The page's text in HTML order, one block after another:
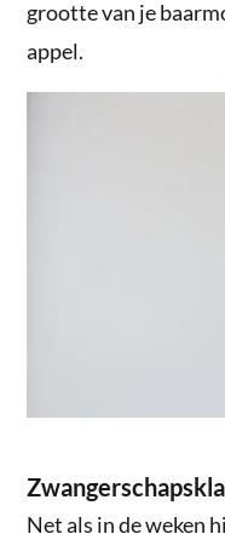
grootte van je
appel.
Net als in de weken